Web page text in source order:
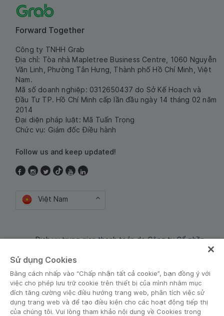
Forward Together
Công ty TNHH Grab
Địa chỉ: Tòa nhà Mapletree Business Centre, 1060 Nguyễn
Văn Linh, Phường Tân Hưng, Thành phố Hồ Chí Minh, Việt
Nam.
Mã số doanh nghiệp: 0312650437 do Sở Kế Hoạch và
Đầu Tư TP. Hồ Chí Minh cấp lần đầu ngày 14 tháng 02 năm
2014
Đại diện pháp luật: Mã Tuấn Trọng
Chức vụ: Giám đốc Điều hành
Follow us and keep updated!
Việt Nam
Dịch vụ trung gian thanh toán do Công ty Cổ phần
Sử dụng Cookies
Bằng cách nhấp vào “Chấp nhận tất cả cookie”, bạn đồng ý với
việc cho phép lưu trữ cookie trên thiết bị của mình nhằm mục
đích tăng cường việc điều hướng trang web, phân tích việc sử
dụng trang web và để tạo điều kiện cho các hoạt động tiếp thị
của chúng tôi. Vui lòng tham khảo nội dung về Cookies trong